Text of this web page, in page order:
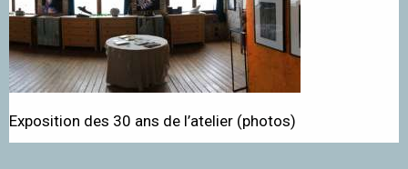
Exposition des 30 ans de l’atelier (photos)